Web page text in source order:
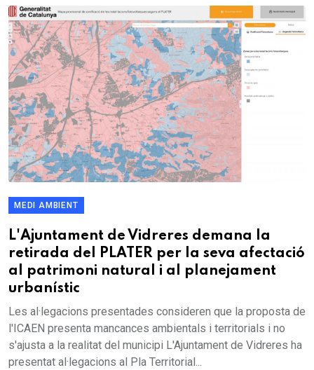
MEDI AMBIENT
L'Ajuntament de Vidreres demana la
retirada del PLATER per la seva afectació
al patrimoni natural i al planejament
urbanístic
Les al·legacions presentades consideren que la proposta de
l'ICAEN presenta mancances ambientals i territorials i no
s'ajusta a la realitat del municipi L'Ajuntament de Vidreres ha
presentat al·legacions al Pla Territorial...